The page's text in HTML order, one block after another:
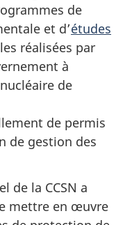
de
et d’études
réalisées par
à
de
de permis
de gestion des
de la CCSN a
mettre en œuvre